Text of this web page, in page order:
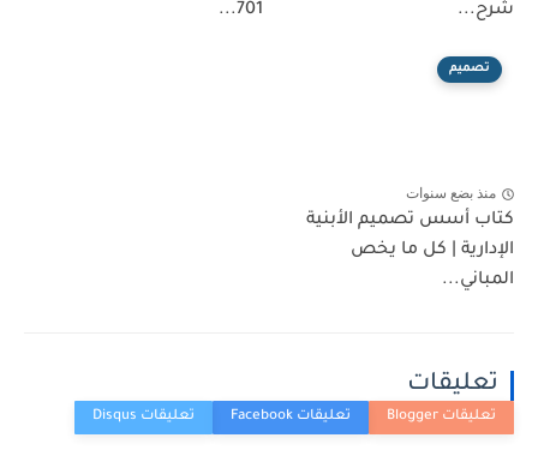
شرح...
701...
تصميم
منذ بضع سنوات
كتاب أسس تصميم الأبنية
الإدارية | كل ما يخص
المباني...
تعليقات